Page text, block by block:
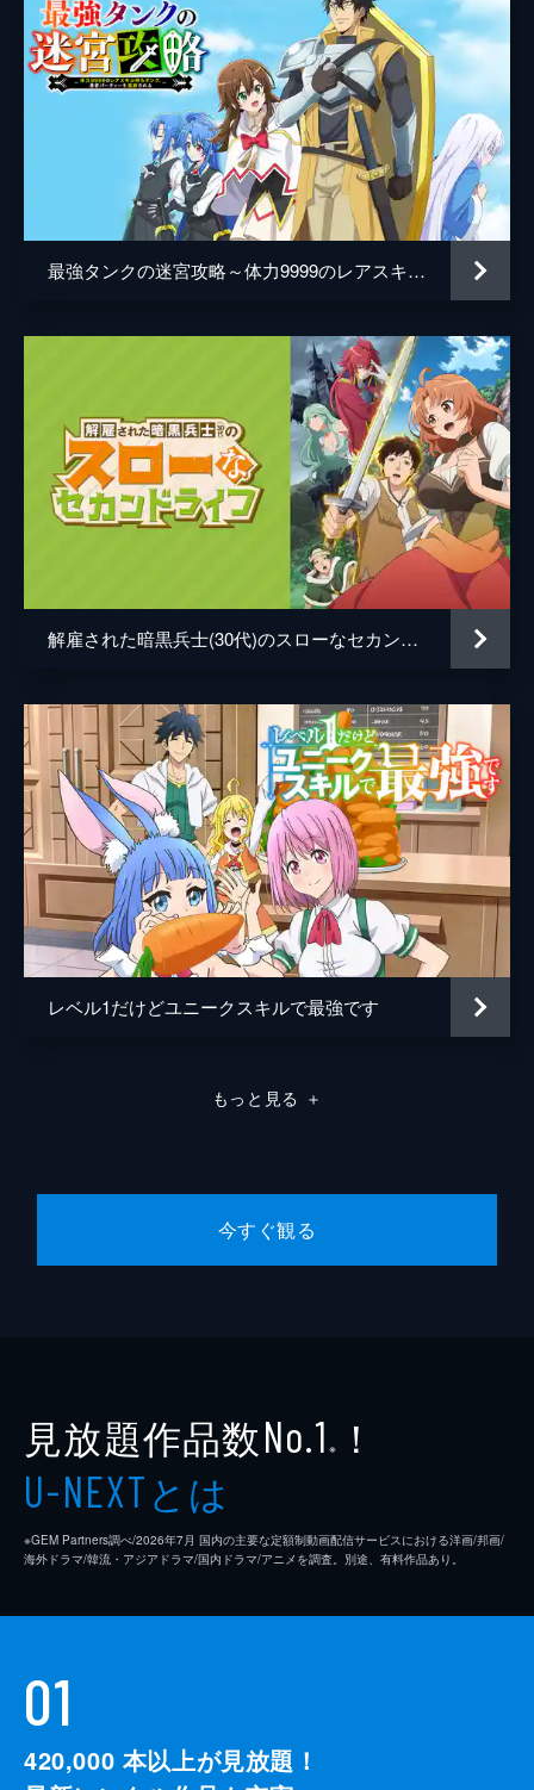
エル。さらに修行の一環として、くそまずい
がチート級の効力を持つ「物体X」を、シェ
フのグルガーから飲まされることに。
24分
第4話 「物体Xと少しの変化」
修行に明け暮れるルシエルが迎えた初めての
休息日。グルガーの兄・ガルバからは魔物の
解体を、ナナエラたちからはこの世界の歴史
を教えてもらうなど有意義な時間を過ごす。
24分
冒険者ギルドでの1年間の生活を終え、治癒
士ギルドへ登録更新にきていたルシエル。新
たな働き口を探そうとするが、そこにブロド
が現れる。その後、再び冒険者ギルドに戻る
ことになったルシエルだったが...。
24分
第6話 「旅立ち」
ボタクーリの一件から半年が過ぎた頃、ルシ
エルのもとに1通の手紙が届く。それは聖シ
ュルール教会本部への異動辞令だった。ボタ
クーリの仕業であることを知りながらも、ル
シエルは異動に向けて準備を始める。
第7話 「聖都シュルール」
聖都・シュルールに到着したルシエルは、司
祭・グランハルトから退魔士として地下迷宮
でアンデッドをはらう仕事を命じられる。そ
こで再会したルミナから、地下が迷宮化した
理由や危険が伴う仕事だと知らされるが...。
第8話 「ボス部屋の脅威」
無事に初日の迷宮探索を終えたルシエルは、
迷宮内で手に入れた魔石を交換してくれると
いう教会本部内にある売店へ向かう。店主の
カトレアから格安で剣と槍を購入し、「二槍
刀流」での迷宮探索を進める。
何とか十階層の主部屋をクリアしたルシエル
相談すると、「戦乙女(ヴァルキリー)聖騎士
24分
カトレア 日笠陽子
グランハルト てらそままさき
ジョルド 熊谷健太郎
豪運先生 森久保祥太郎
玉川真人
キャラクターデザイン 王國年
秋風緋色
sime
音楽 佐橋俊彦
総作画監督 王國年
アニメーション制作 横浜アニメーションラボ
クラウドハーツ
最強タンクの迷宮攻略～体力9999のレアスキル持ちタンク、勇者パーティーを追放される～
解雇された暗黒兵士(30代)のスローなセカンドライフ
レベル1だけどユニークスキルで最強です
もっと見る ＋
今すぐ観る
見放題作品数No.1 ※ ！
U-NEXTとは
※GEM Partners調べ/2026年7⽉ 国内の主要な定額制動画配信サービスにおける洋画/邦画/
海外ドラマ/韓流・アジアドラマ/国内ドラマ/アニメを調査。別途、有料作品あり。
01
420,000 本以上が見放題！